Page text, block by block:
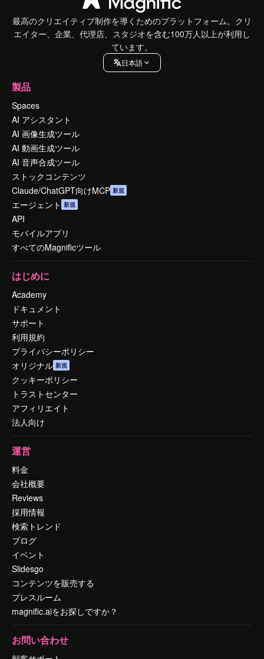
最高のクリエイティブ制作を導くためのプラットフォーム。クリ
エイター、企業、代理店、スタジオを含む100万人以上が利用し
ています。
日本語
製品
Spaces
AI アシスタント
AI 画像生成ツール
AI 動画生成ツール
AI 音声合成ツール
ストックコンテンツ
Claude/ChatGPT向けMCP 新規
エージェント 新規
API
モバイルアプリ
すべてのMagnificツール
はじめに
Academy
ドキュメント
サポート
利用規約
プライバシーポリシー
オリジナル 新規
クッキーポリシー
トラストセンター
アフィリエイト
法人向け
運営
料金
会社概要
Reviews
採用情報
検索トレンド
ブログ
イベント
Slidesgo
コンテンツを販売する
プレスルーム
magnific.aiをお探しですか？
お問い合わせ